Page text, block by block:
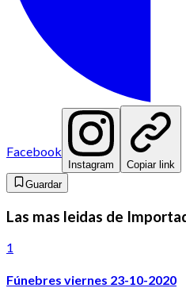
Facebook
Instagram
Copiar link
Guardar
Las mas leidas de
1
Fúnebres viernes 23-10-2020